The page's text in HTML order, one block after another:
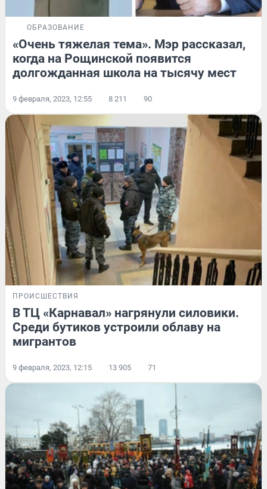
ОБРАЗОВАНИЕ
«Очень тяжелая тема». Мэр рассказал,
когда на Рощинской появится
долгожданная школа на тысячу мест
9 февраля, 2023, 12:55 8 211 90
ПРОИСШЕСТВИЯ
В ТЦ «Карнавал» нагрянули силовики.
Среди бутиков устроили облаву на
мигрантов
9 февраля, 2023, 12:15 13 905 71